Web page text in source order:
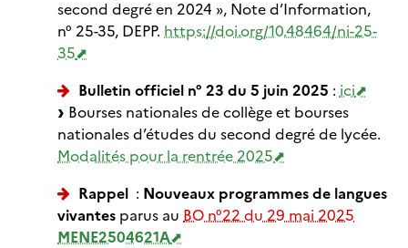
second degré en 2024 », Note d’Information,
n° 25-35, DEPP. https://doi.org/10.48464/ni-25-
35
Bulletin officiel n° 23 du 5 juin 2025 : ici
Bourses nationales de collège et bourses
nationales d’études du second degré de lycée.
Modalités pour la rentrée 2025
Rappel : Nouveaux programmes de langues
vivantes parus au BO n°22 du 29 mai 2025
MENE2504621A